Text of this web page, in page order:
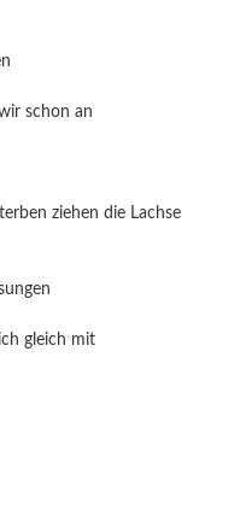
schon an
ziehen die Lachse
gleich mit